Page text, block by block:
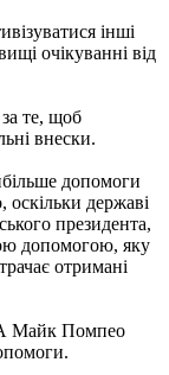
інші
очікуванні від
те, щоб
внески.
допомоги
державі
президента,
допомогою, яку
отримані
Майк Помпео